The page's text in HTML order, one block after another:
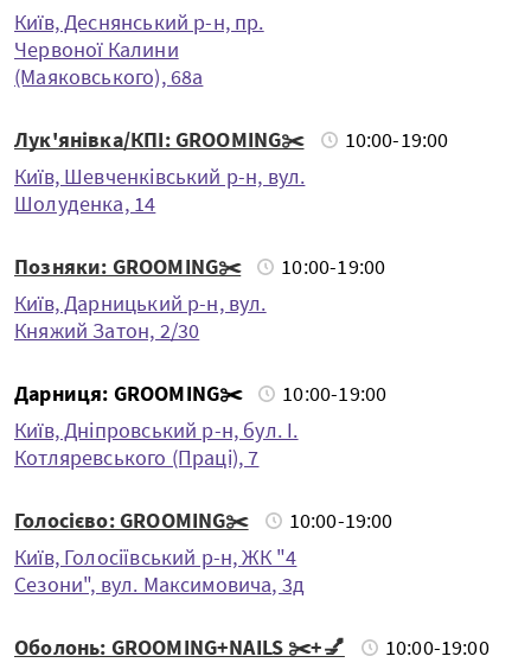
Київ, Деснянський р-н, пр.
Червоної Калини
(Маяковського), 68а
Лук'янівка/КПІ: GROOMING✂️
10:00-19:00
Київ, Шевченкiвський р-н, вул.
Шолуденка, 14
Позняки: GROOMING✂️
10:00-19:00
Київ, Дарницький р-н, вул.
Княжий Затон, 2/30
Дарниця: GROOMING✂️
10:00-19:00
Київ, Дніпровський р-н, бул. І.
Котляревського (Праці), 7
Голосієво: GROOMING✂️
10:00-19:00
Київ, Голосіївський р-н, ЖК "4
Сезони", вул. Максимовича, 3д
Оболонь: GROOMING+NAILS ✂️+💅
10:00-19:00